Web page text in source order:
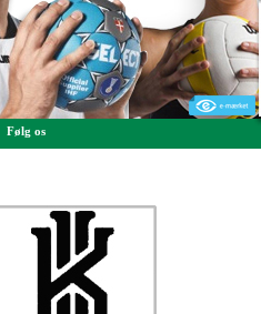
Følg os